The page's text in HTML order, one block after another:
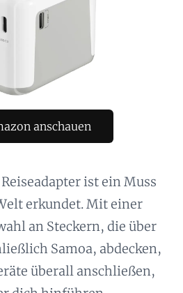
anschauen
ist ein Muss
erkundet. Mit einer
an Steckern, die über
Samoa, abdecken,
überall anschließen,